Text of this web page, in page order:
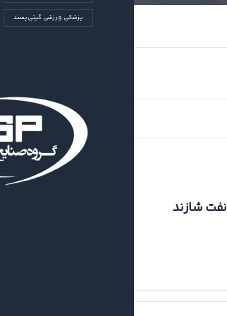
پزشکی ورزشی گیتی‌پسند
سالن پالایشگاه مهاجران
(هفته پنجم)
نفت شازند